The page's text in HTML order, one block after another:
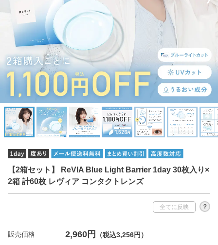
【2箱セット】 ReVIA Blue Light Barrier 1day 30枚入り×
2箱 計60枚 レヴィア コンタクトレンズ
全てに反映 ？
販売価格 2,960円 （税込3,256円）